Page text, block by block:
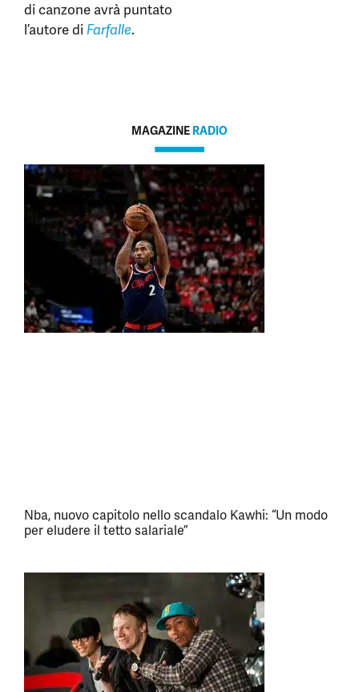
di canzone avrà puntato
l’autore di Farfalle.
MAGAZINE RADIO
Nba, nuovo capitolo nello scandalo Kawhi: “Un modo
per eludere il tetto salariale”